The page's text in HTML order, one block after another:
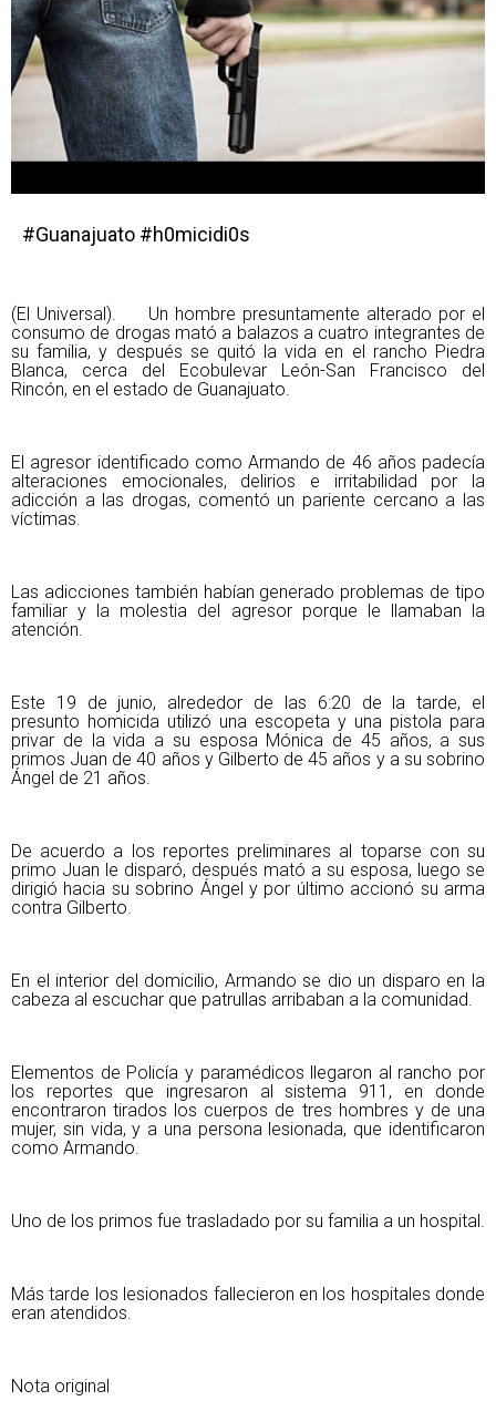
#Guanajuato #h0micidi0s
(El Universal). Un hombre presuntamente alterado por el
consumo de drogas mató a balazos a cuatro integrantes de
su familia, y después se quitó la vida en el rancho Piedra
Blanca, cerca del Ecobulevar León-San Francisco del
Rincón, en el estado de Guanajuato.
El agresor identificado como Armando de 46 años padecía
alteraciones emocionales, delirios e irritabilidad por la
adicción a las drogas, comentó un pariente cercano a las
víctimas.
Las adicciones también habían generado problemas de tipo
familiar y la molestia del agresor porque le llamaban la
atención.
Este 19 de junio, alrededor de las 6:20 de la tarde, el
presunto homicida utilizó una escopeta y una pistola para
privar de la vida a su esposa Mónica de 45 años, a sus
primos Juan de 40 años y Gilberto de 45 años y a su sobrino
Ángel de 21 años.
De acuerdo a los reportes preliminares al toparse con su
primo Juan le disparó, después mató a su esposa, luego se
dirigió hacia su sobrino Ángel y por último accionó su arma
contra Gilberto.
En el interior del domicilio, Armando se dio un disparo en la
cabeza al escuchar que patrullas arribaban a la comunidad.
Elementos de Policía y paramédicos llegaron al rancho por
los reportes que ingresaron al sistema 911, en donde
encontraron tirados los cuerpos de tres hombres y de una
mujer, sin vida, y a una persona lesionada, que identificaron
como Armando.
Uno de los primos fue trasladado por su familia a un hospital.
Más tarde los lesionados fallecieron en los hospitales donde
eran atendidos.
Nota original